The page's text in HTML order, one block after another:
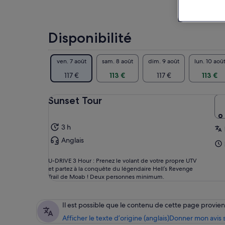
ou
Disponibilité
ven. 7 août
117 €
sam. 8 août
113 €
dim. 9 août
117 €
lun. 10 août
113 €
Sunset Tour
3 h
Anglais
U-DRIVE 3 Hour : Prenez le volant de votre propre UTV
et partez à la conquête du légendaire Hell’s Revenge
Trail de Moab ! Deux personnes minimum.
Il est possible que le contenu de cette page
Afficher le texte d’origine (anglais)Donner mon